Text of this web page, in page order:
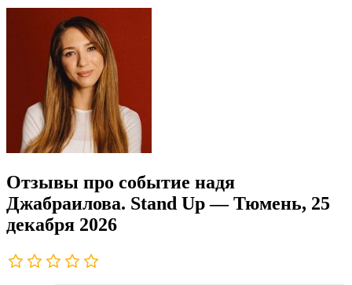
Отзывы про событие надя
Джабраилова. Stand Up — Тюмень, 25
декабря 2026